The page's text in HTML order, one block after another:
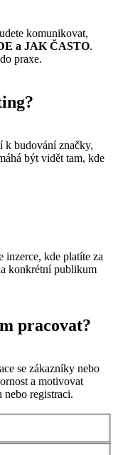
komunikovat,
a JAK ČASTO.
do praxe.
k budování značky,
být vidět tam, kde
inzerce, kde platíte za
konkrétní publikum
pracovat?
se zákazníky nebo
a motivovat
registraci.